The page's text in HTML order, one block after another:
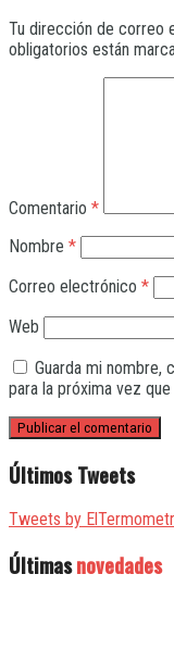
Tu dirección de correo
obligatorios están
Comentario *
Nombre *
Correo electrónico *
Web
Guarda mi nombre,
para la próxima vez
Últimos Tweets
Tweets by
Últimasnovedades